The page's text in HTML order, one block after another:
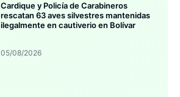
Cardique y Policía de Carabineros
rescatan 63 aves silvestres mantenidas
ilegalmente en cautiverio en Bolívar
05/08/2026